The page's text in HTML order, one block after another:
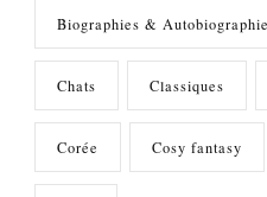
Biographies &
Chats Classiques
Corée Cosy fantasy